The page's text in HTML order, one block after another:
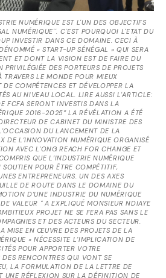
NUMÉRIQUE EST L'UN DES OBJECTIFS
NUMÉRIQUE''. C'EST POURQUOI L'ETAT DU
INVESTIR DANS CE DOMAINE. CECI À
« START-UP SÉNÉGAL » QUI SERA
ET DONT LA VISION EST DE FAIRE DU
PRIVILÉGIÉE DES PORTEURS DE PROJETS
LE MONDE POUR MIEUX
COMPÉTENCES ET DÉVELOPPER LA
AU NIVEAU LOCAL. LIRE AUSSI L'ARTICLE:
FCFA SERONT INVESTIS DANS LA
2016-2025” LA RÉVÉLATION A ÉTÉ
DE CABINET DU MINISTRE DES
DU LANCEMENT DE LA
DE L’INNOVATION NUMÉRIQUE ORGANISÉ
AVEC L'ONG REACH FOR CHANGE ET
QUE L’INDUSTRIE NUMÉRIQUE
POUR ÊTRE COMPÉTITIF,
ENTREPRENEURS. UN DES AXES
DE ROUTE DANS LE DOMAINE DU
D’UNE INDUSTRIE DU NUMÉRIQUE
VALEUR " A EXPLIQUÉ MONSIEUR NDIAYE
PROJET NE SE FERA PAS SANS LE
ET DES ACTEURS DU SECTEUR.
MISE EN ŒUVRE DES PROJETS DE LA
» NÉCESSITE L’IMPLICATION DE
POUR APPORTER VOTRE
RENCONTRES QUI VONT SE
LA FORMULATION DE LA LETTRE DE
UNE RÉFLEXION SUR LA DÉFINITION DE